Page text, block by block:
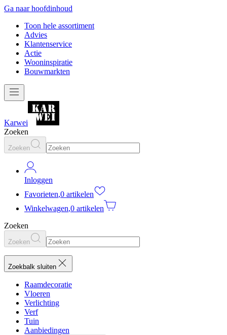
Ga naar hoofdinhoud
Toon hele assortiment
Advies
Klantenservice
Actie
Wooninspiratie
Bouwmarkten
Karwei
Zoeken
Zoeken
Inloggen
Favorieten,0 artikelen
Winkelwagen,0 artikelen
Zoeken
Zoeken
Zoekbalk sluiten
Raamdecoratie
Vloeren
Verlichting
Verf
Tuin
Aanbiedingen